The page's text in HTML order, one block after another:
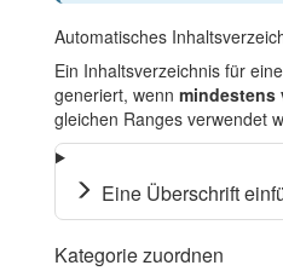
Automatisches
Ein Inhaltsverzeichnis für
generiert, wenn mindestens
gleichen Ranges verwendet
Eine Überschrift
Kategorie zuordnen